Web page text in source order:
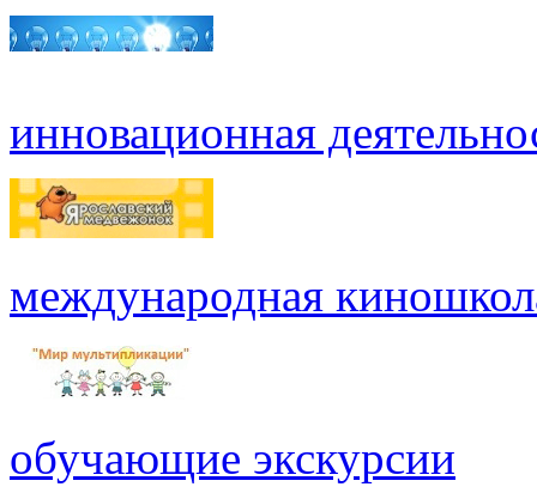
инновационная
международная
обучающие экскурсии